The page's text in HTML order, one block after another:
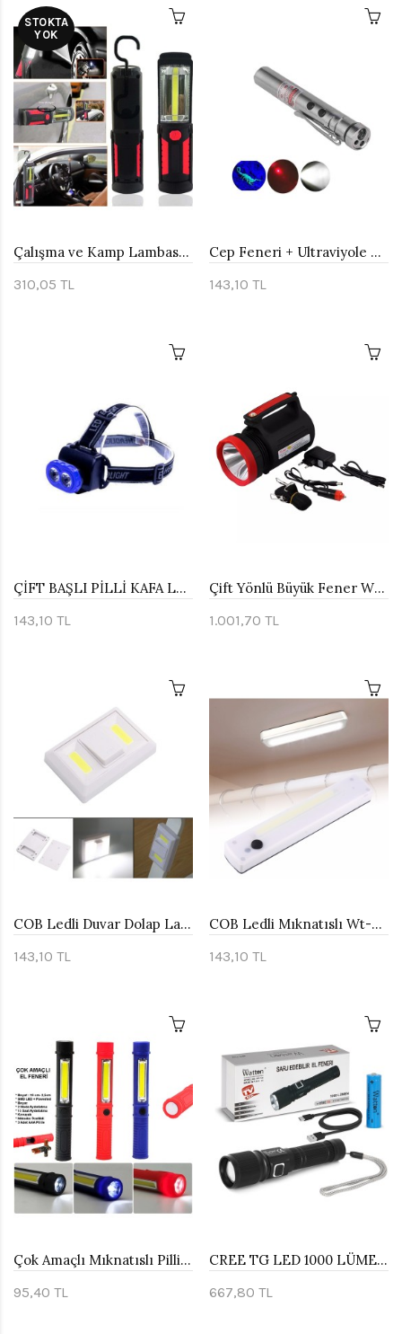
STOKTA
YOK
Çalışma ve Kamp Lambası Watton Wt-290
310,05 TL
Cep Feneri + Ultraviyole + Lazer Watton Wt-170
143,10 TL
ÇİFT BAŞLI PİLLİ KAFA LAMBASI WATTON WT-059
143,10 TL
Çift Yönlü Büyük Fener Wt-350
1.001,70 TL
COB Ledli Duvar Dolap Lambası Wt-382
143,10 TL
COB Ledli Mıknatıslı Wt-063
143,10 TL
Çok Amaçlı Mıknatıslı Pilli EL Feneri Watton Wt-1905
95,40 TL
CREE TG LED 1000 LÜMEN GÖSTERGELİ FONKSİYONEL EL FENERİ WATTON WT-732
667,80 TL